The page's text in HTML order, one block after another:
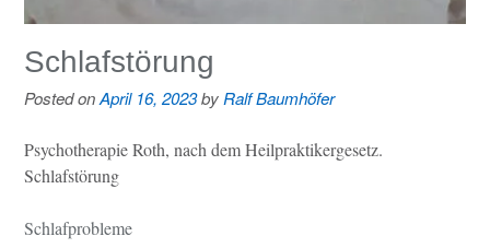
Schlafstörung
Posted onApril 16, 2023by Ralf Baumhöfer
Psychotherapie Roth, nach dem Heilpraktikergesetz.
Schlafstörung
Schlafprobleme